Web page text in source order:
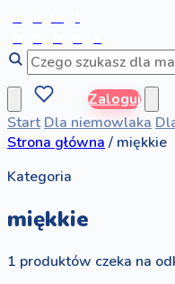
Zaloguj
Start Dla niemowlaka
Strona główna / miękkie
Kategoria
miękkie
1 produktów czeka na